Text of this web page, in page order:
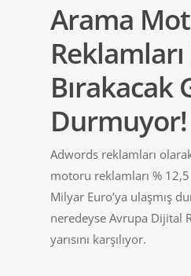
Arama
Bırakacak
Durmuyor!
Adwords reklamları
motoru reklamları %
Milyar Euro’ya ulaşmış
neredeyse Avrupa Dijital
yarısını karşılıyor.